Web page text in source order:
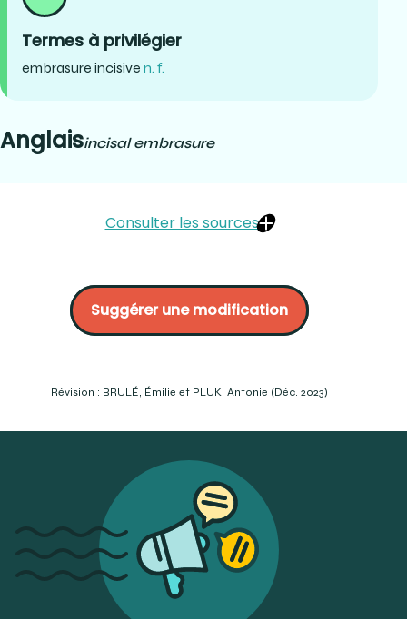
Termes à privilégier
embrasure incisive n. f.
Anglaisincisal embrasure
Consulter les sources
Montpetit (2021). Dans le texte COOP Structures
buccodentaires I #29353, Cégep Édouard-Montpetit.
confection de prothèses fixes I, #29537, Cégep
Édouard-Montpetit. Page 6
Medical dictionary (thefreedictionary.com)
Dental Technology. :https://ptc-
dental.com/dictionary/index.php?
exact=incisal+embrasure
Suggérer une modification
Révision : BRULÉ, Émilie et PLUK, Antonie (Déc. 2023)